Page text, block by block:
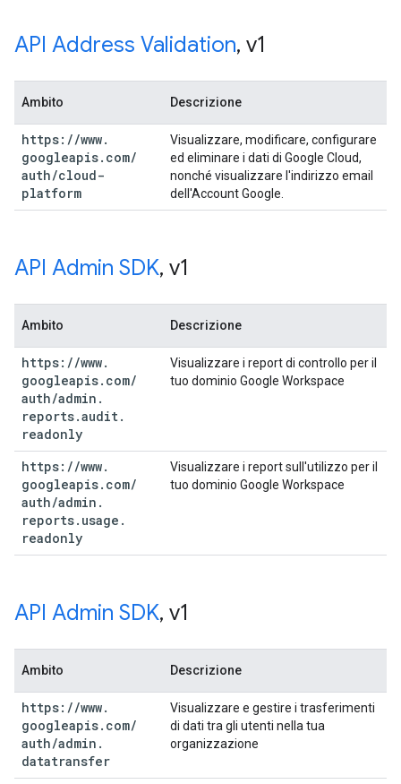
API Address Validation, v1
Ambito Descrizione
https: //www.
googleapis. com/
auth/cloud-
platform
Visualizzare, modificare, configurare
ed eliminare i dati di Google Cloud,
nonché visualizzare l'indirizzo email
dell'Account Google.
API Admin SDK, v1
Ambito Descrizione
https: //www.
googleapis. com/
auth/admin .
reports.audit.
readonly
Visualizzare i report di controllo per il
tuo dominio Google Workspace
https: //www.
googleapis. com/
auth/admin .
reports. usage .
readonly
Visualizzare i report sull'utilizzo per il
tuo dominio Google Workspace
API Admin SDK, v1
Ambito Descrizione
https: //www.
googleapis. com/
auth/admin .
datatransfer
Visualizzare e gestire i trasferimenti
di dati tra gli utenti nella tua
organizzazione